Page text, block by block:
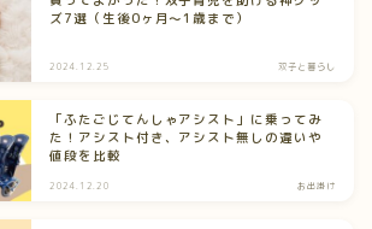
ズ7選（生後0ヶ月〜1歳まで）
2024.12.25 双子と暮らし
「ふたごじてんしゃアシスト」に乗ってみ
た！アシスト付き、アシスト無しの違いや
値段を比較
2024.12.20 お出掛け